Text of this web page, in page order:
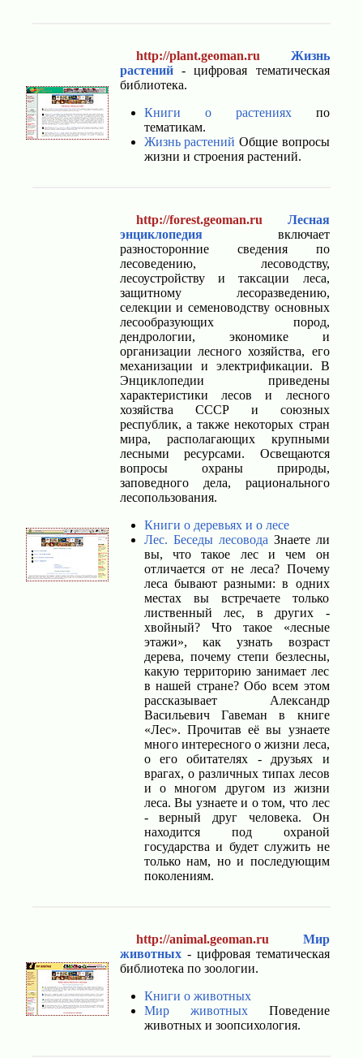
http://plant.geoman.ru
Жизнь
растений- цифровая тематическая
библиотека.
Книги о растенияхпо
тематикам.
Жизнь растений Общие вопросы
жизни и строения растений.
http://forest.geoman.ru
Лесная
энциклопедиявключает
разносторонние сведения по
лесоведению, лесоводству,
лесоустройству и таксации леса,
защитному лесоразведению,
селекции и семеноводству основных
лесообразующих пород,
дендрологии, экономике и
организации лесного хозяйства, его
механизации и электрификации. В
Энциклопедии приведены
характеристики лесов и лесного
хозяйства СССР и союзных
республик, а также некоторых стран
мира, располагающих крупными
лесными ресурсами. Освещаются
вопросы охраны природы,
заповедного дела, рационального
лесопользования.
Книги о деревьях и о лесе
Лес. Беседы лесовода Знаете ли
вы, что такое лес и чем он
отличается от не леса? Почему
леса бывают разными: в одних
местах вы встречаете только
лиственный лес, в других -
хвойный? Что такое «лесные
этажи», как узнать возраст
дерева, почему степи безлесны,
какую территорию занимает лес
в нашей стране? Обо всем этом
рассказывает Александр
Васильевич Гавеман в книге
«Лес». Прочитав её вы узнаете
много интересного о жизни леса,
о его обитателях - друзьях и
врагах, о различных типах лесов
и о многом другом из жизни
леса. Вы узнаете и о том, что лес
- верный друг человека. Он
находится под охраной
государства и будет служить не
только нам, но и последующим
поколениям.
http://animal.geoman.ru
Мир
животных- цифровая тематическая
библиотека по зоологии.
Книги о животных
Мир животныхПоведение
животных и зоопсихология.